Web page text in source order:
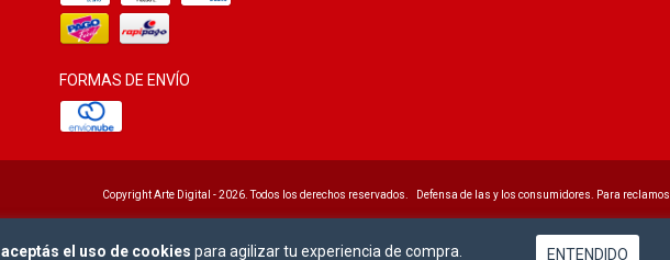
aceptás el uso de cookies para agilizar tu experiencia de compra. ENTENDIDO
FORMAS DE ENVÍO
Copyright Arte Digital - 2026. Todos los derechos reservados. Defensa de las y los consumidores. Para reclamos